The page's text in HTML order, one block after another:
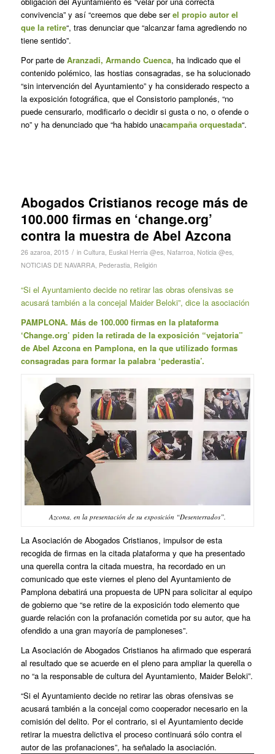
convivencia” y así “creemos que debe serel propio autor el
que la retire“, tras denunciar que “alcanzar fama agrediendo no
tiene sentido”.
Por parte de Aranzadi, Armando Cuenca, ha indicado que el
contenido polémico, las hostias consagradas, se ha solucionado
“sin intervención del Ayuntamiento” y ha considerado respecto a
la exposición fotográfica, que el Consistorio pamplonés, “no
puede censurarlo, modificarlo o decidir si gusta o no, o ofende o
no” y ha denunciado que “ha habido unacampaña orquestada“.
Abogados Cristianos recoge más de
100.000 firmas en ‘change.org’
contra la muestra de Abel Azcona
26 azaroa, 2015 / in Cultura, Euskal Herria @es, Nafarroa, Noticia @es,
NOTICIAS DE NAVARRA, Pederastia, Religión
“Si el Ayuntamiento decide no retirar las obras ofensivas se
acusará también a la concejal Maider Beloki”, dice la asociación
PAMPLONA. Más de 100.000 firmas en la plataforma
‘Change.org’ piden la retirada de la exposición “vejatoria”
de Abel Azcona en Pamplona, en la que utilizado formas
consagradas para formar la palabra ‘pederastia’.
Azcona, en la presentación de su exposición “Desenterrados”.
La Asociación de Abogados Cristianos, impulsor de esta
recogida de firmas en la citada plataforma y que ha presentado
una querella contra la citada muestra, ha recordado en un
comunicado que este viernes el pleno del Ayuntamiento de
Pamplona debatirá una propuesta de UPN para solicitar al equipo
de gobierno que “se retire de la exposición todo elemento que
guarde relación con la profanación cometida por su autor, que ha
ofendido a una gran mayoría de pamploneses”.
La Asociación de Abogados Cristianos ha afirmado que esperará
al resultado que se acuerde en el pleno para ampliar la querella o
no “a la responsable de cultura del Ayuntamiento, Maider Beloki”.
“Si el Ayuntamiento decide no retirar las obras ofensivas se
acusará también a la concejal como cooperador necesario en la
comisión del delito. Por el contrario, si el Ayuntamiento decide
retirar la muestra delictiva el proceso continuará sólo contra el
autor de las profanaciones”, ha señalado la asociación.